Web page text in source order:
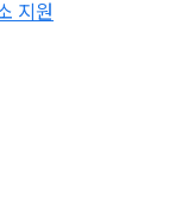
지원